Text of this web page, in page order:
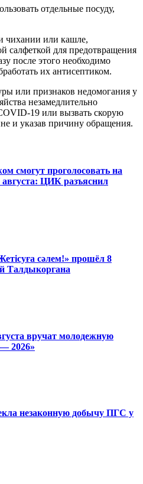
отдельные посуду,
чихании или кашле,
салфеткой для предотвращения
после этого необходимо
их антисептиком.
или признаков недомогания у
незамедлительно
19 или вызвать скорую
и указав причину обращения.
смогут проголосовать на
ЦИК разъяснил
сәлем!» прошёл 8
Талдыкоргана
вручат молодежную
2026»
незаконную добычу ПГС у